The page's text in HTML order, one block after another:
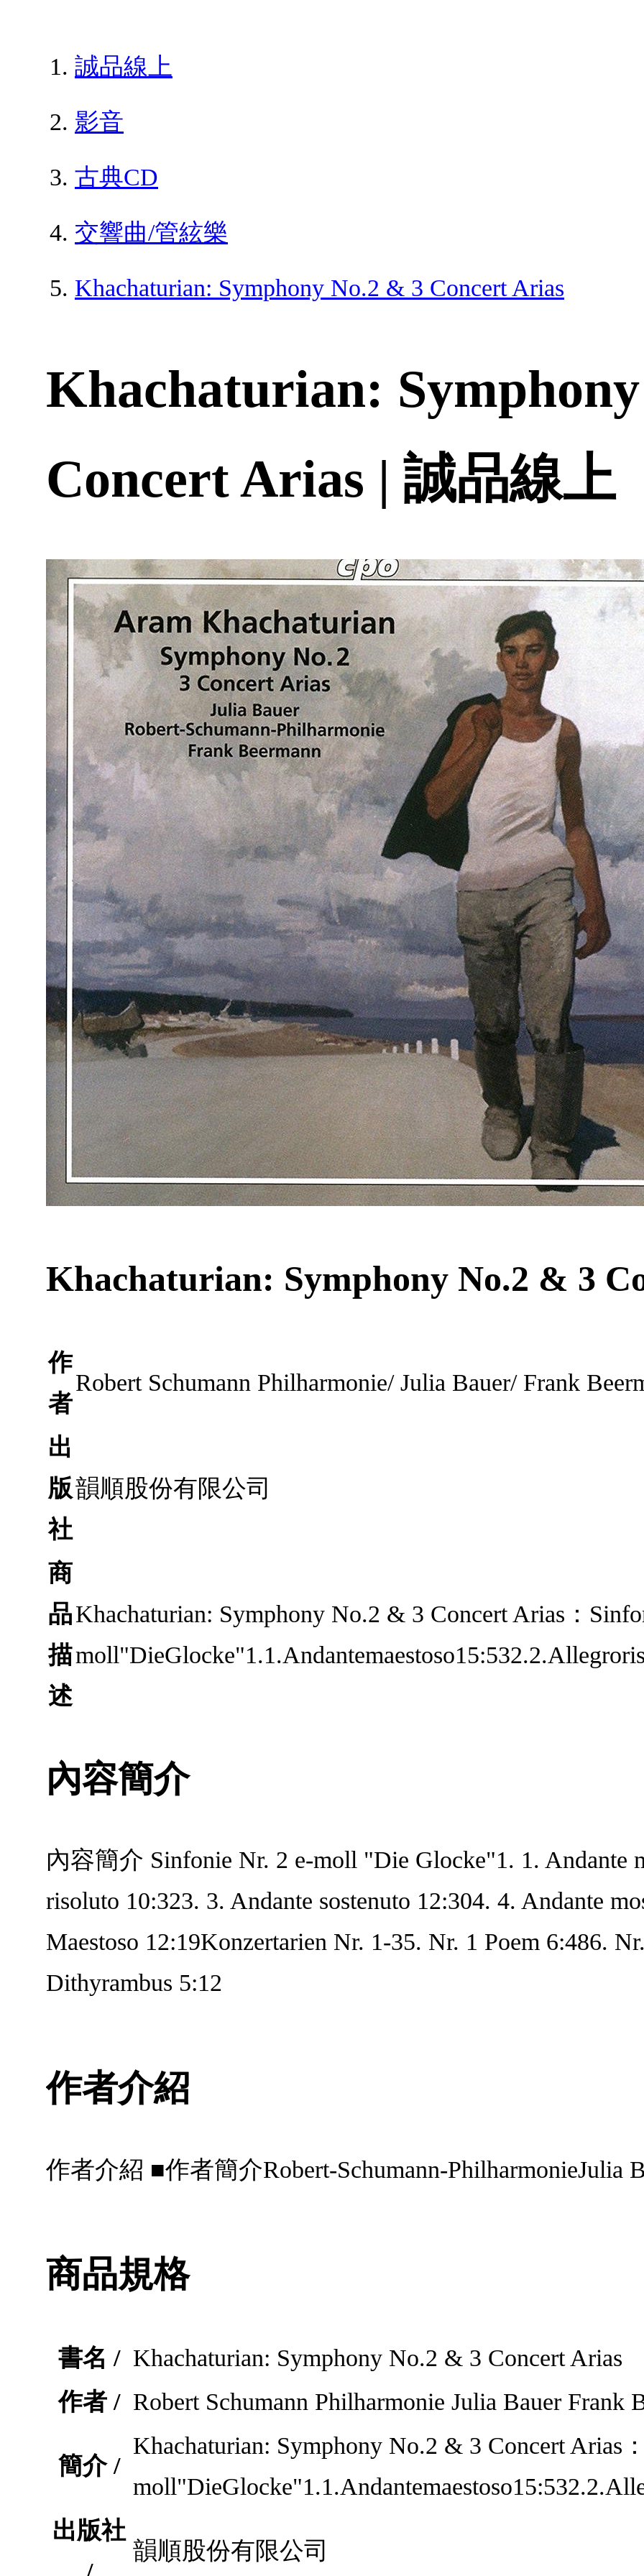
誠品線上
影音
古典CD
交響曲/管絃樂
Khachaturian: Symphony No.2 & 3 Concert Arias
Khachaturian:
Concert Arias | 誠品線上
Khachaturian: Symphony No.2 & 3
作
者
Robert Schumann Philharmonie/ Julia Bauer/ Frank
出
版
社
韻順股份有限公司
商
品
描
述
Khachaturian: Symphony No.2 & 3 Concert Arias：
內容簡介
內容簡介 Sinfonie Nr. 2 e-moll "Die Glocke"1. 1. Andante
risoluto 10:323. 3. Andante sostenuto 12:304. 4. Andante
Maestoso 12:19Konzertarien Nr. 1-35. Nr. 1 Poem 6:486.
Dithyrambus 5:12
作者介紹
作者介紹 ■作者簡介Robert-Schumann-PhilharmonieJulia
商品規格
書名 / Khachaturian: Symphony No.2 & 3 Concert Arias
作者 / Robert Schumann Philharmonie Julia Bauer Frank
簡介 /
Khachaturian: Symphony No.2 & 3 Concert Arias
出版社
韻順股份有限公司